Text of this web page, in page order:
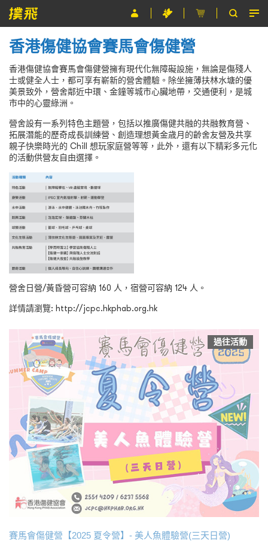
節目
主辦單位
關於撲飛
條款及細則
EN
香港傷健協會賽馬會傷健營
香港傷健協會賽馬會傷健營擁有現代化無障礙設施，無論是傷殘人
士或健全人士，都可享有嶄新的營舍體驗。除坐擁薄扶林水塘的優
美景致外，營舍鄰近中環、金鐘等城市心臟地帶，交通便利，是城
市中的心靈綠洲。
營舍設有一系列特色主題營，包括以推廣傷健共融的共融教育營、
拓展潛能的歷奇成長訓練營、創造理想黃金歳月的齡舍友營及共享
親子快樂時光的 Chill 想玩家庭營等等，此外，還有以下精彩多元化
的活動供營友自由選擇。
營舍日營/黃昏營可容納 160 人，宿營可容納 124 人。
詳情請瀏覽: http://jcpc.hkphab.org.hk
過往活動
賽馬會傷健營【2025 夏令營】- 美人魚體驗營(三天日營)